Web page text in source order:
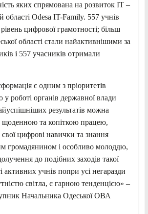
яких спрямована на розвиток IT –
області Odesa IT-Family. 557 учнів
цифрової грамотності; більш
області стали найактивнішими за
і 557 учасників отримали
є одним з пріоритетів
у роботі органів державної влади
результатів можна
щоденною та копіткою працею,
цифрові навички та знання
громадянином і особливо молоддю,
до подібних заходів такої
активних учнів попри усі негаразди
світла, є гарною тенденцією» –
Начальника Одеської ОВА